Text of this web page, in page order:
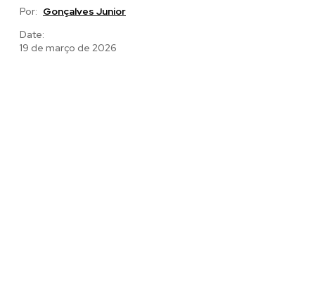
Por: Gonçalves Junior
Date:
19 de março de 2026